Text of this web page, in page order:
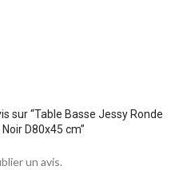
sur “Table Basse Jessy Ronde
D80x45 cm”
un avis.